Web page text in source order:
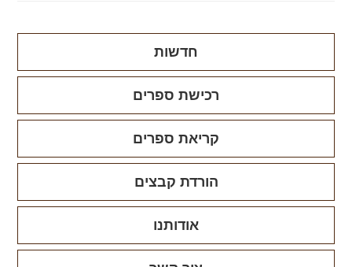
חדשות
רכישת ספרים
קריאת ספרים
הורדת קבצים
אודותנו